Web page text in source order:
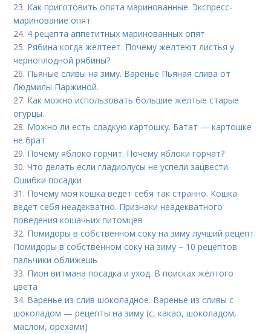
23. Как приготовить опята маринованные. Экспресс-
маринование опят
24. 4 рецепта аппетитных маринованных опят
25. Рябина когда желтеет. Почему желтеют листья у
черноплодной рябины?
26. Пьяные сливы на зиму. Варенье Пьяная слива от
Людмилы Паржиной.
27. Как можно использовать большие желтые старые
огурцы.
28. Можно ли есть сладкую картошку. Батат — картошке
не брат
29. Почему яблоко горчит. Почему яблоки горчат?
30.Что делать если гладиолусы не успели зацвести.
Ошибки посадки
31. Почему моя кошка ведет себя так странно. Кошка
ведет себя неадекватно. Признаки неадекватного
поведения кошачьих питомцев
32. Помидоры в собственном соку на зиму лучший рецепт.
Помидоры в собственном соку на зиму – 10 рецептов
пальчики оближешь
33. Пион витмана посадка и уход. В поисках жёлтого
цвета
34. Варенье из слив шоколадное. Варенье из сливы с
шоколадом — рецепты на зиму (с, какао, шоколадом,
маслом, орехами)